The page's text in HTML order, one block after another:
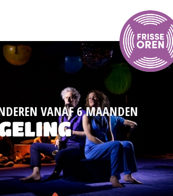
DAG VAN DE
3 NOVEMBER